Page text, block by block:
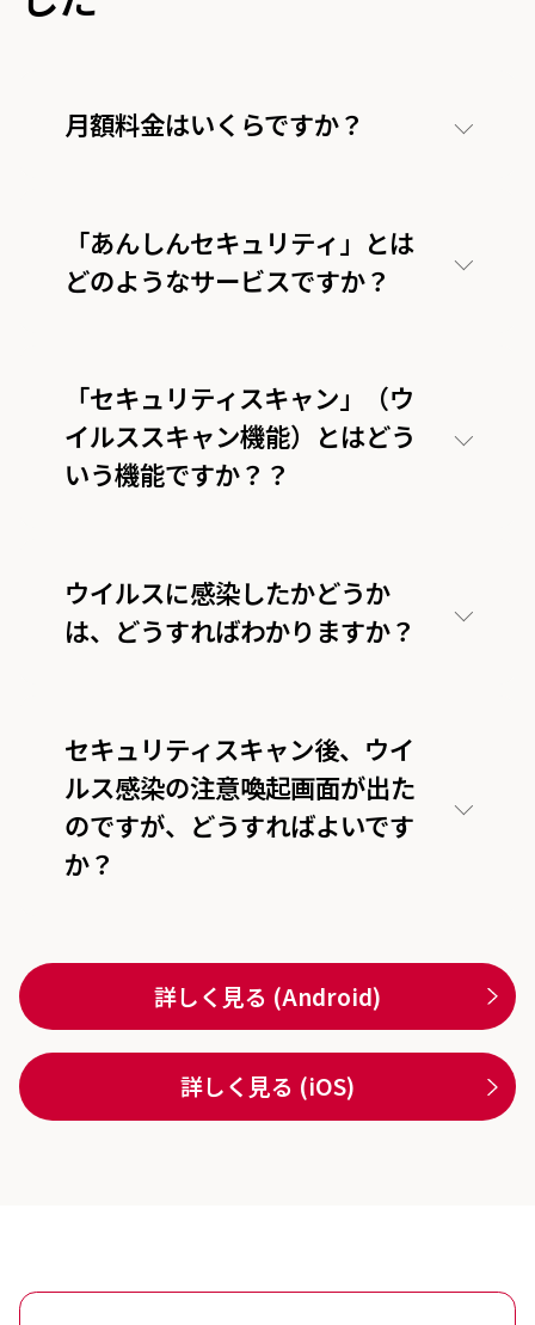
月額料金はいくらですか？
「あんしんセキュリティ」とは
どのようなサービスですか？
「セキュリティスキャン」（ウ
イルススキャン機能）とはどう
いう機能ですか？？
ウイルスに感染したかどうか
は、どうすればわかりますか？
セキュリティスキャン後、ウイ
ルス感染の注意喚起画面が出た
のですが、どうすればよいです
か？
詳しく見る (Android)
詳しく見る (iOS)
スタンダードプラン 詐欺